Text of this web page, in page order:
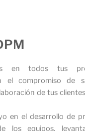
en todos tus
el compromiso de
de tus
en el desarrollo de
los equipos,